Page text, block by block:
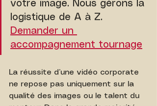
votre image. Nous gérons la
logistique de A à Z.
Demander un
accompagnement tournage
La réussite d’une vidéo corporate
ne repose pas uniquement sur la
qualité des images ou le talent du